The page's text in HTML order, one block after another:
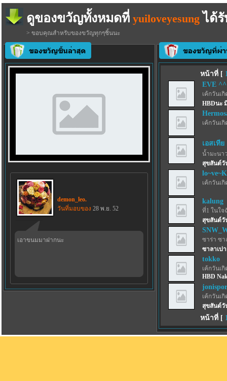
ดูของขวัญทั้งหมดที่ yuiloveyesung ได้
> ขอบคุณสำหรับของขวัญทุกๆชิ้นนะ
demon_leo.
วันที่มอบของ 28 พ.ย. 52
เอาขนมมาฝากนะ
หน้าที่ [
EVE ^^
เค้กวันเ
HBDนะ
เค้กวันเ
เอสเทีย
น้ำมะนา
สุขสันต์วั
เค้กวันเ
kalung
ที่1 ในใจ
สุขสันต์วั
ซาร่า ซา
ซาลาเปา
tokko
เค้กวันเ
HBD
เค้กวันเ
สุขสันต์วั
หน้าที่ [